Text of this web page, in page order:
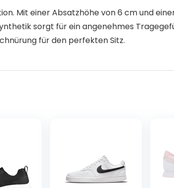
Mit einer Absatzhöhe von 6 cm und
sorgt für ein angenehmes
für den perfekten Sitz.